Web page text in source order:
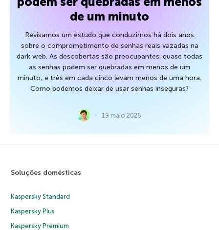
de um minuto
Revisamos um estudo que conduzimos há dois anos
sobre o comprometimento de senhas reais vazadas na
dark web. As descobertas são preocupantes: quase todas
as senhas podem ser quebradas em menos de um
minuto, e três em cada cinco levam menos de uma hora.
Como podemos deixar de usar senhas inseguras?
19 maio 2026
Soluções domésticas
Kaspersky Standard
Kaspersky Plus
Kaspersky Premium